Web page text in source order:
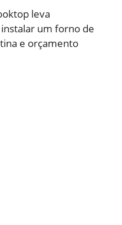
leva
um forno de
e orçamento